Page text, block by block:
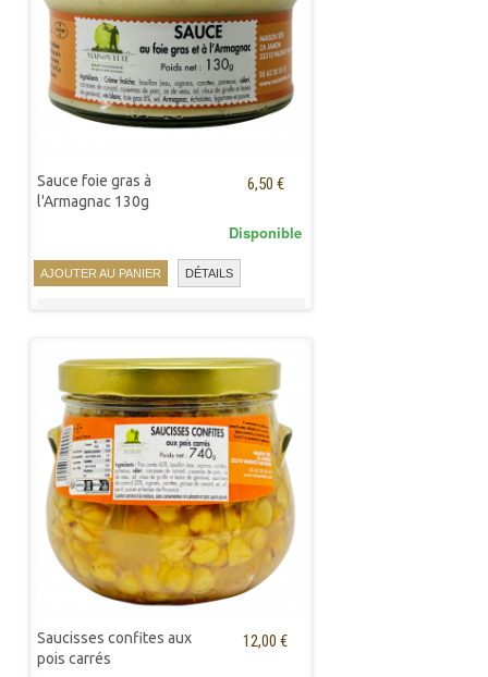
Sauce foie gras à
l'Armagnac 130g
6,50 €
AJOUTER AU PANIER DÉTAILS
Disponible
Saucisses confites aux
pois carrés
12,00 €